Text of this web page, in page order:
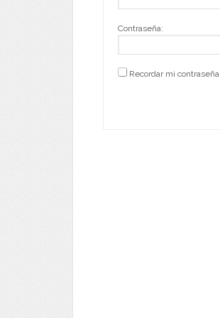
Contraseña:
Recordar mi contraseña